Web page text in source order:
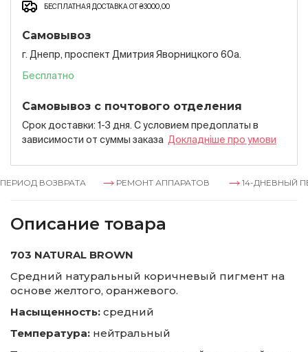
БЕСПЛАТНАЯ ДОСТАВКА ОТ ₴3000,00
Самовывоз
г. Днепр, проспект Дмитрия Яворницкого 60а.
Бесплатно
Самовывоз с почтового отделения
Срок доставки: 1-3 дня. С условием предоплаты в
зависимости от суммы заказа Докладнiше про умови
ВОЗВРАТА РЕМОНТ АППАРАТОВ 14-ДНЕВНЫЙ
Описание товара
703 NATURAL BROWN
Средний натуральный коричневый пигмент на
основе желтого, оранжевого.
Насыщенность: средний
Температура: нейтральный